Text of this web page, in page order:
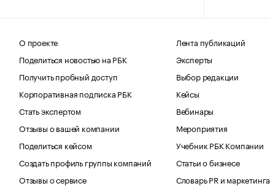
О проекте
Поделиться новостью на РБК
Получить пробный доступ
Корпоративная подписка РБК
Стать экспертом
Отзывы о вашей компании
Поделиться кейсом
Создать профиль группы компаний
Отзывы о сервисе
Лента публикаций
Эксперты
Выбор редакции
Кейсы
Вебинары
Мероприятия
Учебник РБК Компании
Статьи о бизнесе
Словарь PR и маркетинга